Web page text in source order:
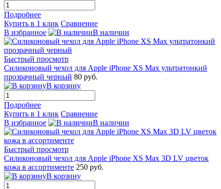
Подробнее
Купить в 1 клик Сравнение
В избранное
В наличии
Быстрый просмотр
Силиконовый чехол для Apple iPhone XS Max ультратонкий
прозрачный черный 80 руб.
В корзину
Подробнее
Купить в 1 клик Сравнение
В избранное
В наличии
Быстрый просмотр
Силиконовый чехол для Apple iPhone XS Max 3D LV цветок
кожа в ассортименте 250 руб.
В корзину